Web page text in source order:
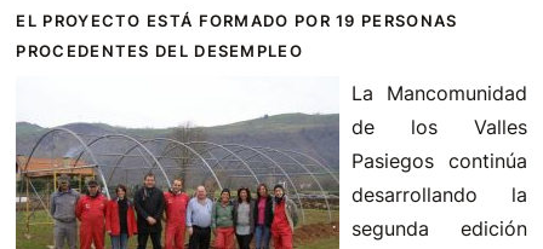
EL PROYECTO ESTÁ FORMADO POR 19 PERSONAS
PROCEDENTES DEL DESEMPLEO
La Mancomunidad
de los Valles
Pasiegos continúa
desarrollando la
segunda edición